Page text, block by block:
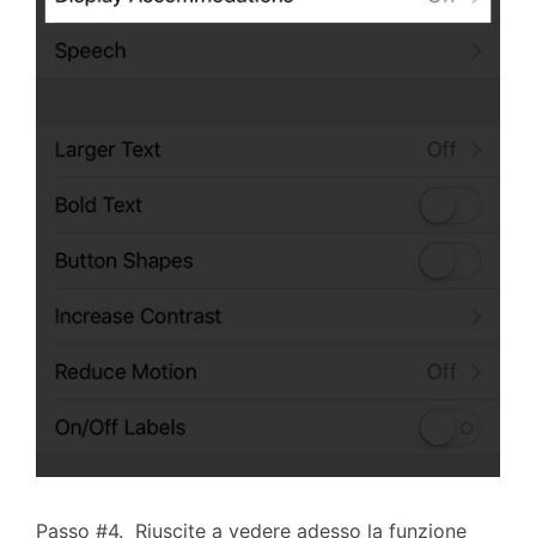
Passo #4. Riuscite a vedere adesso la funzione